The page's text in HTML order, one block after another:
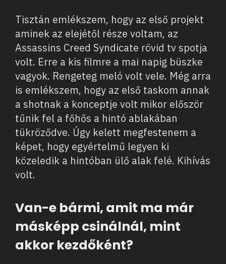
Tisztán emlékszem, hogy az első projekt
aminek az elejétől része voltam, az
Assassins Creed Syndicate rövid tv spotja
volt. Erre a kis filmre a mai napig büszke
vagyok. Rengeteg meló volt vele. Még arra
is emlékszem, hogy az első taskom annak
a shotnak a konceptje volt mikor először
tűnik fel a főhős a hintó ablakában
tükröződve. Úgy kelett megfestenem a
képet, hogy egyértelmű legyen ki
közeledik a hintóban ülő alak felé. Kihívás
volt.
Van-e bármi, amit ma már
másképp csinálnál, mint
akkor kezdőként?